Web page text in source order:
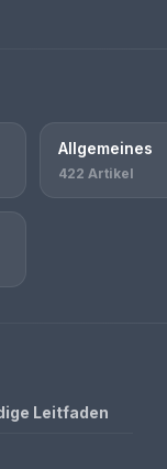
Allgemeines
422 Artikel
Leitfaden